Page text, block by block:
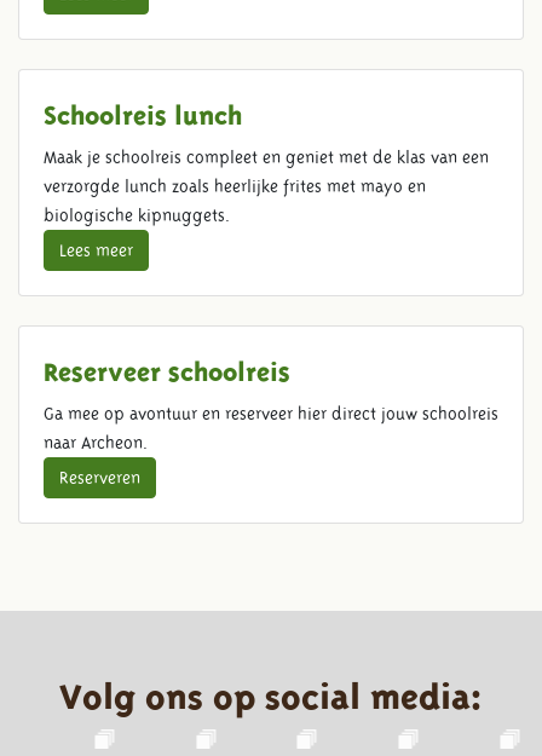
Schoolreis lunch
Maak je schoolreis compleet en geniet met de klas van een
verzorgde lunch zoals heerlijke frites met mayo en
biologische kipnuggets.
Lees meer
Reserveer schoolreis
Ga mee op avontuur en reserveer hier direct jouw schoolreis
naar Archeon.
Reserveren
Volg ons op social media: